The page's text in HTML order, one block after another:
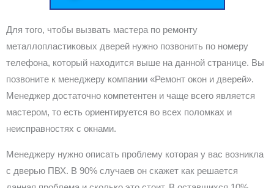
Для того, чтобы вызвать мастера по ремонту
металлопластиковых дверей нужно позвонить по номеру
телефона, который находится выше на данной странице. Вы
позвоните к менеджеру компании «Ремонт окон и дверей».
Менеджер достаточно компетентен и чаще всего является
мастером, то есть ориентируется во всех поломках и
неисправностях с окнами.
Менеджеру нужно описать проблему которая у вас возникла
с дверью ПВХ. В 90% случаев он скажет как решается